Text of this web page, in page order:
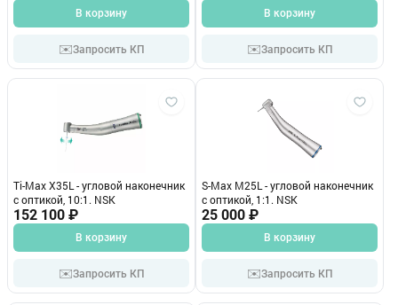
В корзину
✉️Запросить КП
В корзину
✉️Запросить КП
Ti-Max X35L - угловой наконечник
с оптикой, 10:1. NSK
152 100 ₽
В корзину
✉️Запросить КП
S-Max M25L - угловой наконечник
с оптикой, 1:1. NSK
25 000 ₽
В корзину
✉️Запросить КП